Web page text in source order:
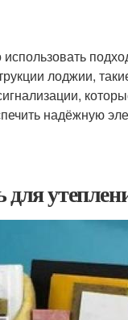
лоджии,
надёжную